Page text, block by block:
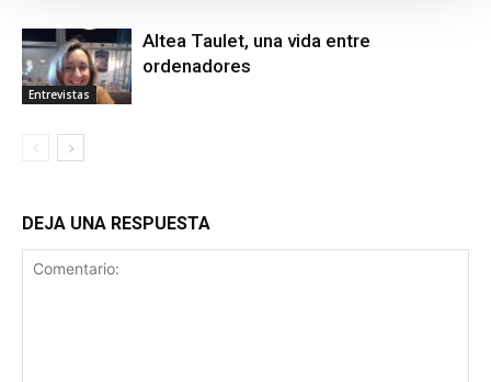
Entrevistas
Altea Taulet, una vida entre
ordenadores
DEJA UNA RESPUESTA